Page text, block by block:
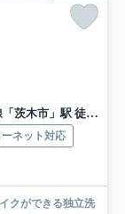
木市」駅 徒歩14分
ネット対応
クができる独立洗